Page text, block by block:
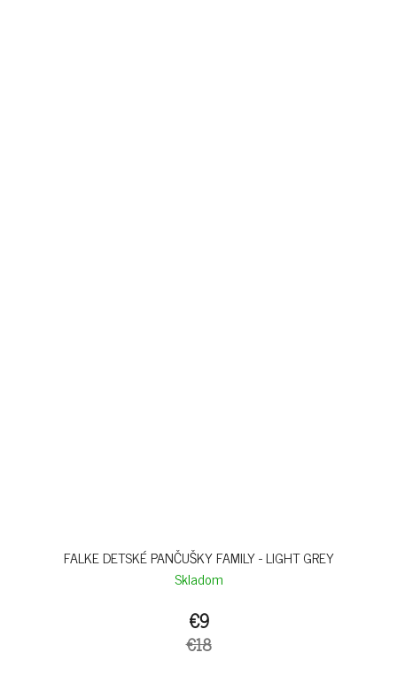
FALKE DETSKÉ PANČUŠKY FAMILY - LIGHT GREY
Skladom
€9
€18